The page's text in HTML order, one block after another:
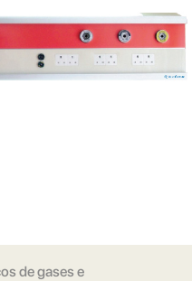
de gases e